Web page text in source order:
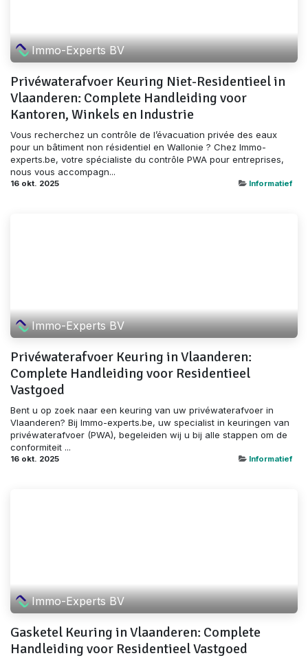
Immo-Experts BV
Privéwaterafvoer Keuring Niet-Residentieel in
Vlaanderen: Complete Handleiding voor
Kantoren, Winkels en Industrie
Vous recherchez un contrôle de l’évacuation privée des eaux
pour un bâtiment non résidentiel en Wallonie ? Chez Immo-
experts.be, votre spécialiste du contrôle PWA pour entreprises,
nous vous accompagn...
16 okt. 2025 Informatief
Immo-Experts BV
Privéwaterafvoer Keuring in Vlaanderen:
Complete Handleiding voor Residentieel
Vastgoed
Bent u op zoek naar een keuring van uw privéwaterafvoer in
Vlaanderen? Bij Immo-experts.be, uw specialist in keuringen van
privéwaterafvoer (PWA), begeleiden wij u bij alle stappen om de
conformiteit ...
16 okt. 2025 Informatief
Immo-Experts BV
Gasketel Keuring in Vlaanderen: Complete
Handleiding voor Residentieel Vastgoed